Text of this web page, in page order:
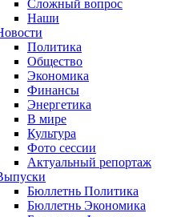
Сложный вопрос
Наши
Политика
Общество
Экономика
Финансы
Энергетика
В мире
Культура
Фото сессии
Актуальный репортаж
Бюллетнь Политика
Бюллетнь Экономика